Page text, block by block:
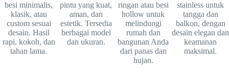
besi minimalis,
klasik, atau
custom sesuai
desain. Hasil
rapi, kokoh, dan
tahan lama.
pintu yang kuat,
aman, dan
estetik. Tersedia
berbagai model
dan ukuran.
ringan atau besi
hollow untuk
melindungi
rumah dan
bangunan Anda
dari panas dan
hujan.
stainless untuk
tangga dan
balkon, dengan
desain elegan dan
keamanan
maksimal.